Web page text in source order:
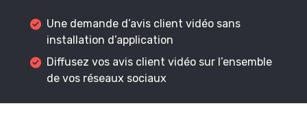
Une demande d’avis client vidéo sans
installation d’application
Diffusez vos avis client vidéo sur l’ensemble
de vos réseaux sociaux